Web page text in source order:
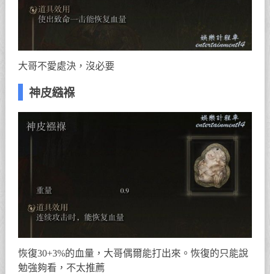
大哥不愛處決，沒必要
神皮繈褓
恢復30+3%的血量，大哥偶爾能打出來。恢復的只能說
勉強夠看，不太推薦